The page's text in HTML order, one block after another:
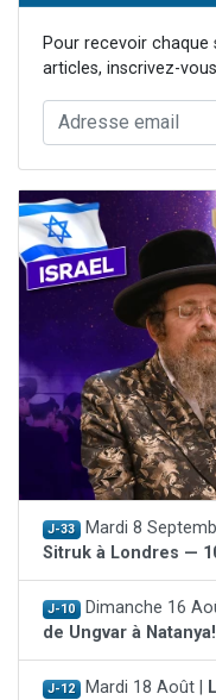
Pour recevoir
articles, inscrivez-
J-33 Mardi 8
Sitruk à Londres —
J-10 Dimanche 16
de Ungvar à Natanya!
J-12 Mardi 18 Août |